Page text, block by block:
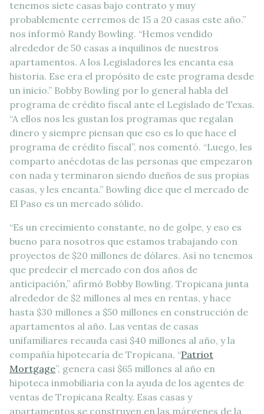
tenemos siete casas bajo contrato y muy
probablemente cerremos de 15 a 20 casas este año.”
nos informó Randy Bowling. “Hemos vendido
alrededor de 50 casas a inquilinos de nuestros
apartamentos. A los Legisladores les encanta esa
historia. Ese era el propósito de este programa desde
un inicio.” Bobby Bowling por lo general habla del
programa de crédito fiscal ante el Legislado de Texas.
“A ellos nos les gustan los programas que regalan
dinero y siempre piensan que eso es lo que hace el
programa de crédito fiscal”, nos comentó. “Luego, les
comparto anécdotas de las personas que empezaron
con nada y terminaron siendo dueños de sus propias
casas, y les encanta.” Bowling dice que el mercado de
El Paso es un mercado sólido.
“Es un crecimiento constante, no de golpe, y eso es
bueno para nosotros que estamos trabajando con
proyectos de $20 millones de dólares. Así no tenemos
que predecir el mercado con dos años de
anticipación,” afirmó Bobby Bowling. Tropicana junta
alrededor de $2 millones al mes en rentas, y hace
hasta $30 millones a $50 millones en construcción de
apartamentos al año. Las ventas de casas
unifamiliares recauda casi $40 millones al año, y la
compañía hipotecaría de Tropicana, “Patriot
Mortgage”, genera casi $65 millones al año en
hipoteca inmobiliaria con la ayuda de los agentes de
ventas de Tropicana Realty. Esas casas y
apartamentos se construyen en las márgenes de la